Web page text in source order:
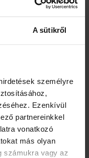
A sütikről
személyre
Ezenkívül
partnereinkkel
vonatkozó
más olyan
számukra vagy az
i-Fleet
is?